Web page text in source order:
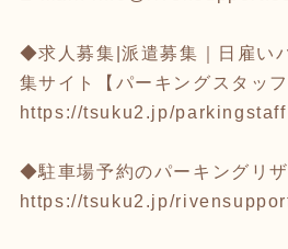
◆求人募集|派遣募集｜日雇い
集サイト【パーキングスタッ
https://tsuku2.jp/parkingstaff
◆駐車場予約のパーキングリ
https://tsuku2.jp/